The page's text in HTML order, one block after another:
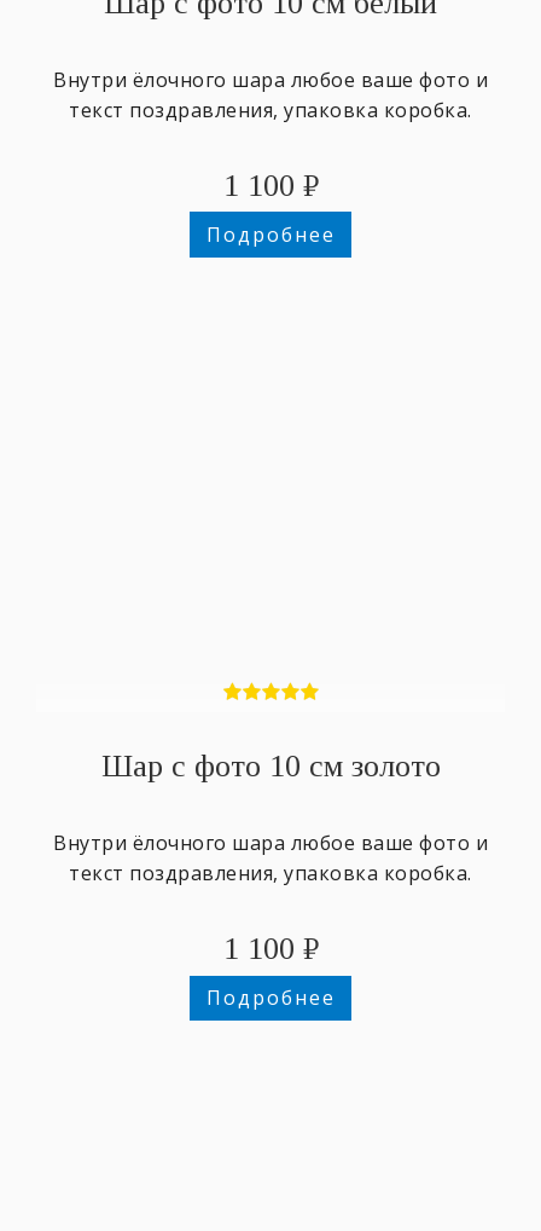
Внутри ёлочного шара любое ваше фото и
текст поздравления, упаковка коробка.
1 100 ₽
Подробнее
Шар с фото 10 см золото
Внутри ёлочного шара любое ваше фото и
текст поздравления, упаковка коробка.
1 100 ₽
Подробнее